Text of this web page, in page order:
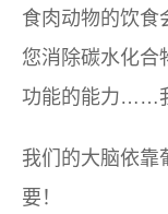
食肉动物的饮食
您消除碳水化合
功能的能力……
我们的大脑依
要！